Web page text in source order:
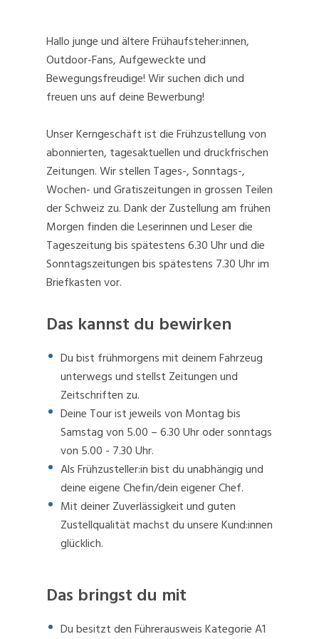
Hallo junge und ältere Frühaufsteher:innen,
Outdoor-Fans, Aufgeweckte und
Bewegungsfreudige! Wir suchen dich und
freuen uns auf deine Bewerbung!
Unser Kerngeschäft ist die Frühzustellung von
abonnierten, tagesaktuellen und druckfrischen
Zeitungen. Wir stellen Tages-, Sonntags-,
Wochen- und Gratiszeitungen in grossen Teilen
der Schweiz zu. Dank der Zustellung am frühen
Morgen finden die Leserinnen und Leser die
Tageszeitung bis spätestens 6.30 Uhr und die
Sonntagszeitungen bis spätestens 7.30 Uhr im
Briefkasten vor.
Das kannst du bewirken
Du bist frühmorgens mit deinem Fahrzeug
unterwegs und stellst Zeitungen und
Zeitschriften zu.
Deine Tour ist jeweils von Montag bis
Samstag von 5.00 – 6.30 Uhr oder sonntags
von 5.00 - 7.30 Uhr.
Als Frühzusteller:in bist du unabhängig und
deine eigene Chefin/dein eigener Chef.
Mit deiner Zuverlässigkeit und guten
Zustellqualität machst du unsere Kund:innen
glücklich.
Das bringst du mit
Du besitzt den Führerausweis Kategorie A1